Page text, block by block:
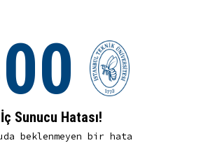
İç Sunucu Hatası!
beklenmeyen bir hata